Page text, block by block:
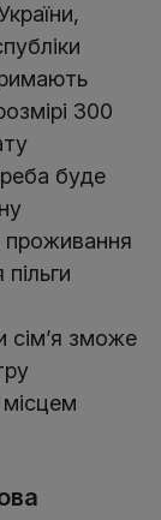
300
буде
проживання
сім’я зможе